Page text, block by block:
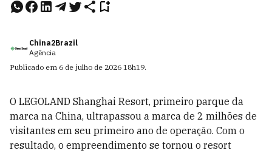
China2Brazil
Agência
Publicado em 6 de julho de 2026 18h19.
O LEGOLAND Shanghai Resort, primeiro parque da
marca na China, ultrapassou a marca de 2 milhões de
visitantes em seu primeiro ano de operação. Com o
resultado, o empreendimento se tornou o resort